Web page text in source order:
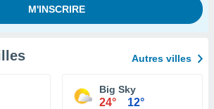
Autres villes
Big Sky
24° 12°